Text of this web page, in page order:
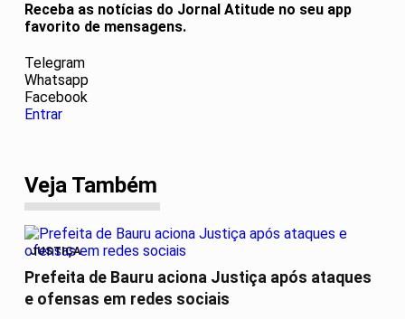
Receba as notícias do Jornal Atitude no seu app
favorito de mensagens.
Telegram
Whatsapp
Facebook
Entrar
Veja Também
JUSTIÇA
Prefeita de Bauru aciona Justiça após ataques
e ofensas em redes sociais